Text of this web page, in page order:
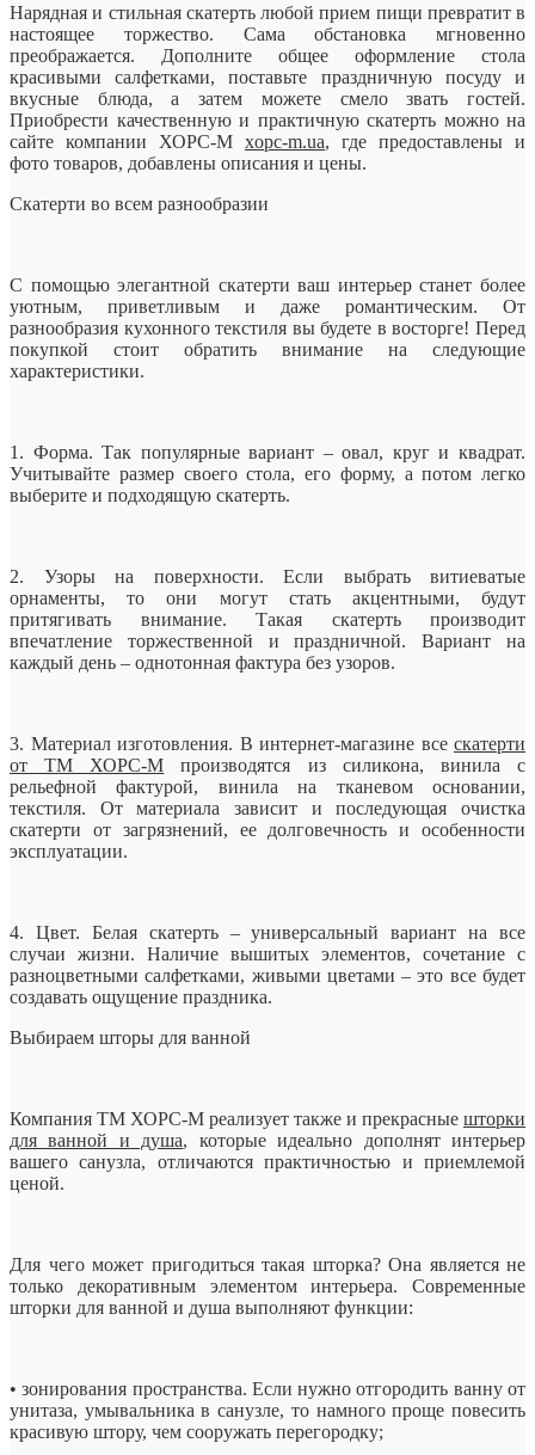
Нарядная и стильная скатерть любой прием пищи превратит в
настоящее торжество. Сама обстановка мгновенно
преображается. Дополните общее оформление стола
красивыми салфетками, поставьте праздничную посуду и
вкусные блюда, а затем можете смело звать гостей.
Приобрести качественную и практичную скатерть можно на
сайте компании ХОРС-М xopc-m.ua, где предоставлены и
фото товаров, добавлены описания и цены.
Скатерти во всем разнообразии
С помощью элегантной скатерти ваш интерьер станет более
уютным, приветливым и даже романтическим. От
разнообразия кухонного текстиля вы будете в восторге! Перед
покупкой стоит обратить внимание на следующие
характеристики.
1. Форма. Так популярные вариант – овал, круг и квадрат.
Учитывайте размер своего стола, его форму, а потом легко
выберите и подходящую скатерть.
2. Узоры на поверхности. Если выбрать витиеватые
орнаменты, то они могут стать акцентными, будут
притягивать внимание. Такая скатерть производит
впечатление торжественной и праздничной. Вариант на
каждый день – однотонная фактура без узоров.
3. Материал изготовления. В интернет-магазине все скатерти
от ТМ ХОРС-М производятся из силикона, винила с
рельефной фактурой, винила на тканевом основании,
текстиля. От материала зависит и последующая очистка
скатерти от загрязнений, ее долговечность и особенности
эксплуатации.
4. Цвет. Белая скатерть – универсальный вариант на все
случаи жизни. Наличие вышитых элементов, сочетание с
разноцветными салфетками, живыми цветами – это все будет
создавать ощущение праздника.
Выбираем шторы для ванной
Компания ТМ ХОРС-М реализует также и прекрасные шторки
для ванной и душа, которые идеально дополнят интерьер
вашего санузла, отличаются практичностью и приемлемой
ценой.
Для чего может пригодиться такая шторка? Она является не
только декоративным элементом интерьера. Современные
шторки для ванной и душа выполняют функции:
• зонирования пространства. Если нужно отгородить ванну от
унитаза, умывальника в санузле, то намного проще повесить
красивую штору, чем сооружать перегородку;